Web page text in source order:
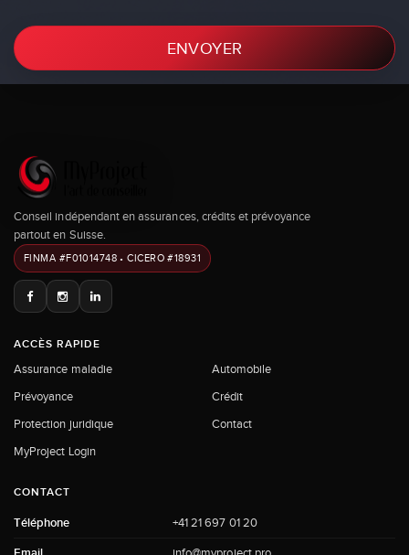
ENVOYER
Conseil indépendant en assurances, crédits et prévoyance
partout en Suisse.
FINMA #F01014748 • CICERO #18931
ACCÈS RAPIDE
Assurance maladie
Automobile
Prévoyance
Crédit
Protection juridique
Contact
MyProject Login
CONTACT
Téléphone +41 21 697 01 20